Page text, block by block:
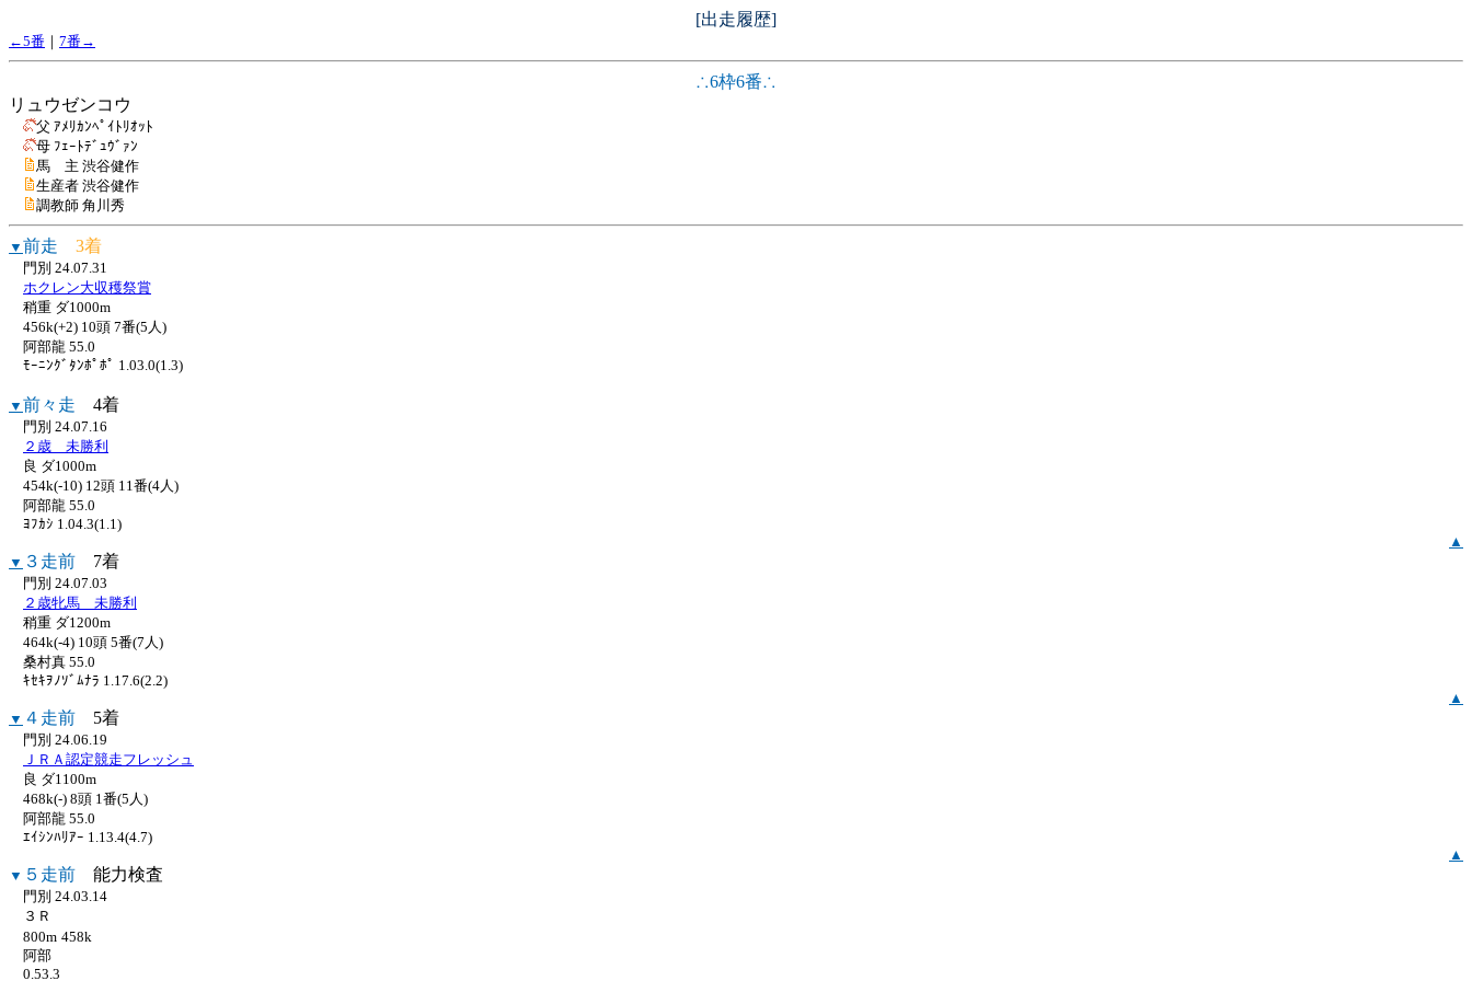
[出走履歴]
←5番 ｜ 7番→
∴6枠6番∴
リュウゼンコウ
父 ｱﾒﾘｶﾝﾍﾟｲﾄﾘｵｯﾄ
母 ﾌｪｰﾄﾃﾞｭｳﾞｧﾝ
馬 主 渋谷健作
生産者 渋谷健作
調教師 角川秀
▼ 前走 3着
門別 24.07.31
ホクレン大収穫祭賞
稍重 ダ1000m
456k(+2) 10頭 7番(5人)
阿部龍 55.0
ﾓｰﾆﾝｸﾞﾀﾝﾎﾟﾎﾟ 1.03.0(1.3)
▼ 前々走 4着
門別 24.07.16
２歳 未勝利
良 ダ1000m
454k(-10) 12頭 11番(4人)
阿部龍 55.0
ﾖﾌｶｼ 1.04.3(1.1)
▲
▼ ３走前 7着
門別 24.07.03
２歳牝馬 未勝利
稍重 ダ1200m
464k(-4) 10頭 5番(7人)
桑村真 55.0
ｷｾｷｦﾉｿﾞﾑﾅﾗ 1.17.6(2.2)
▲
▼ ４走前 5着
門別 24.06.19
ＪＲＡ認定競走フレッシュ
良 ダ1100m
468k(-) 8頭 1番(5人)
阿部龍 55.0
ｴｲｼﾝﾊﾘｱｰ 1.13.4(4.7)
▲
▼ ５走前 能力検査
門別 24.03.14
３Ｒ
800m 458k
阿部
0.53.3